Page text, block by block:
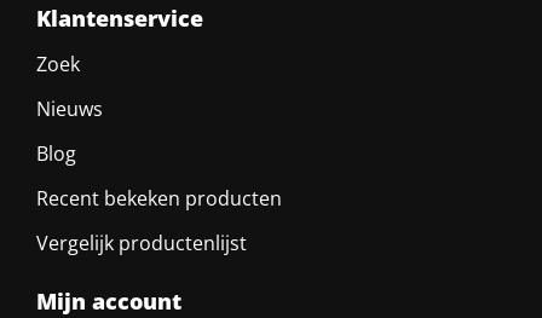
Klantenservice
Zoek
Nieuws
Blog
Recent bekeken producten
Vergelijk productenlijst
Mijn account